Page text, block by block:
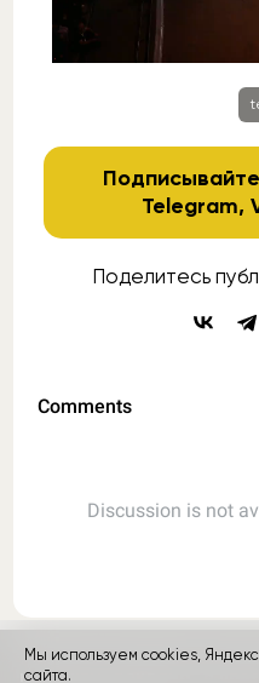
Telegram,
Поделитесь
контакты
Мы используем cookies,
сайта.